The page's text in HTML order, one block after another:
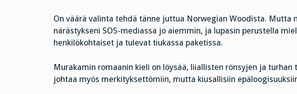
On väärä valinta tehdä tänne juttua Norwegian Woodista. Mutta
närästykseni SOS-mediassa jo aiemmin, ja lupasin perustella
henkilökohtaiset ja tulevat tiukassa paketissa.
Murakamin romaanin kieli on löysää, liiallisten rönsyjen ja
johtaa myös merkityksettömiin, mutta kiusallisiin